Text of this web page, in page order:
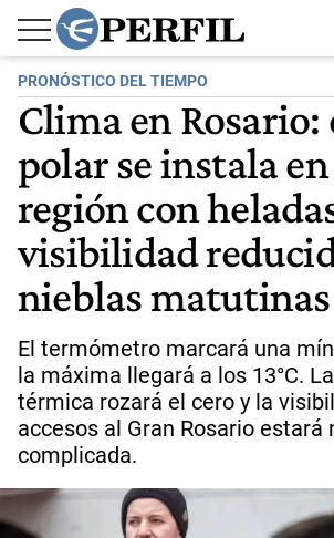
PRONÓSTICO DEL TIEMPO
Clima en
polar se instala
región con
visibilidad
nieblas matutinas
El termómetro marcará una
la máxima llegará a los 13°C.
térmica rozará el cero y la
accesos al Gran Rosario estará
complicada.